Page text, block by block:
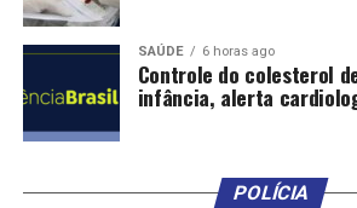
SAÚDE 6 horas ago
Controle do colesterol
infância, alerta
POLÍCIA